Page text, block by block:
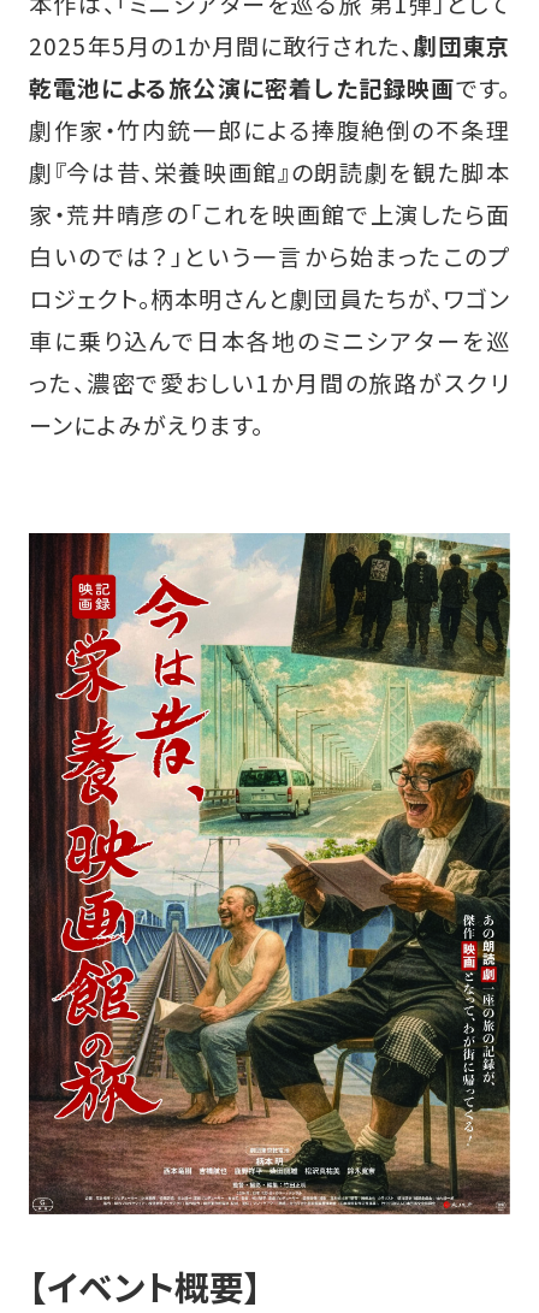
2025年5月の1か月間に敢行された、劇団東京
乾電池による旅公演に密着した記録映画です。
劇作家・竹内銃一郎による捧腹絶倒の不条理
劇『今は昔、栄養映画館』の朗読劇を観た脚本
家・荒井晴彦の「これを映画館で上演したら面
白いのでは？」という一言から始まったこのプ
ロジェクト。柄本明さんと劇団員たちが、ワゴン
車に乗り込んで日本各地のミニシアターを巡
った、濃密で愛おしい1か月間の旅路がスクリ
ーンによみがえります。
【イベント概要】